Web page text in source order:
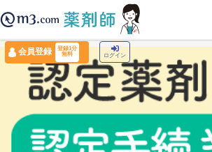
会員登録
登録1分
無料
ログイン
› 薬剤師のための片頭痛